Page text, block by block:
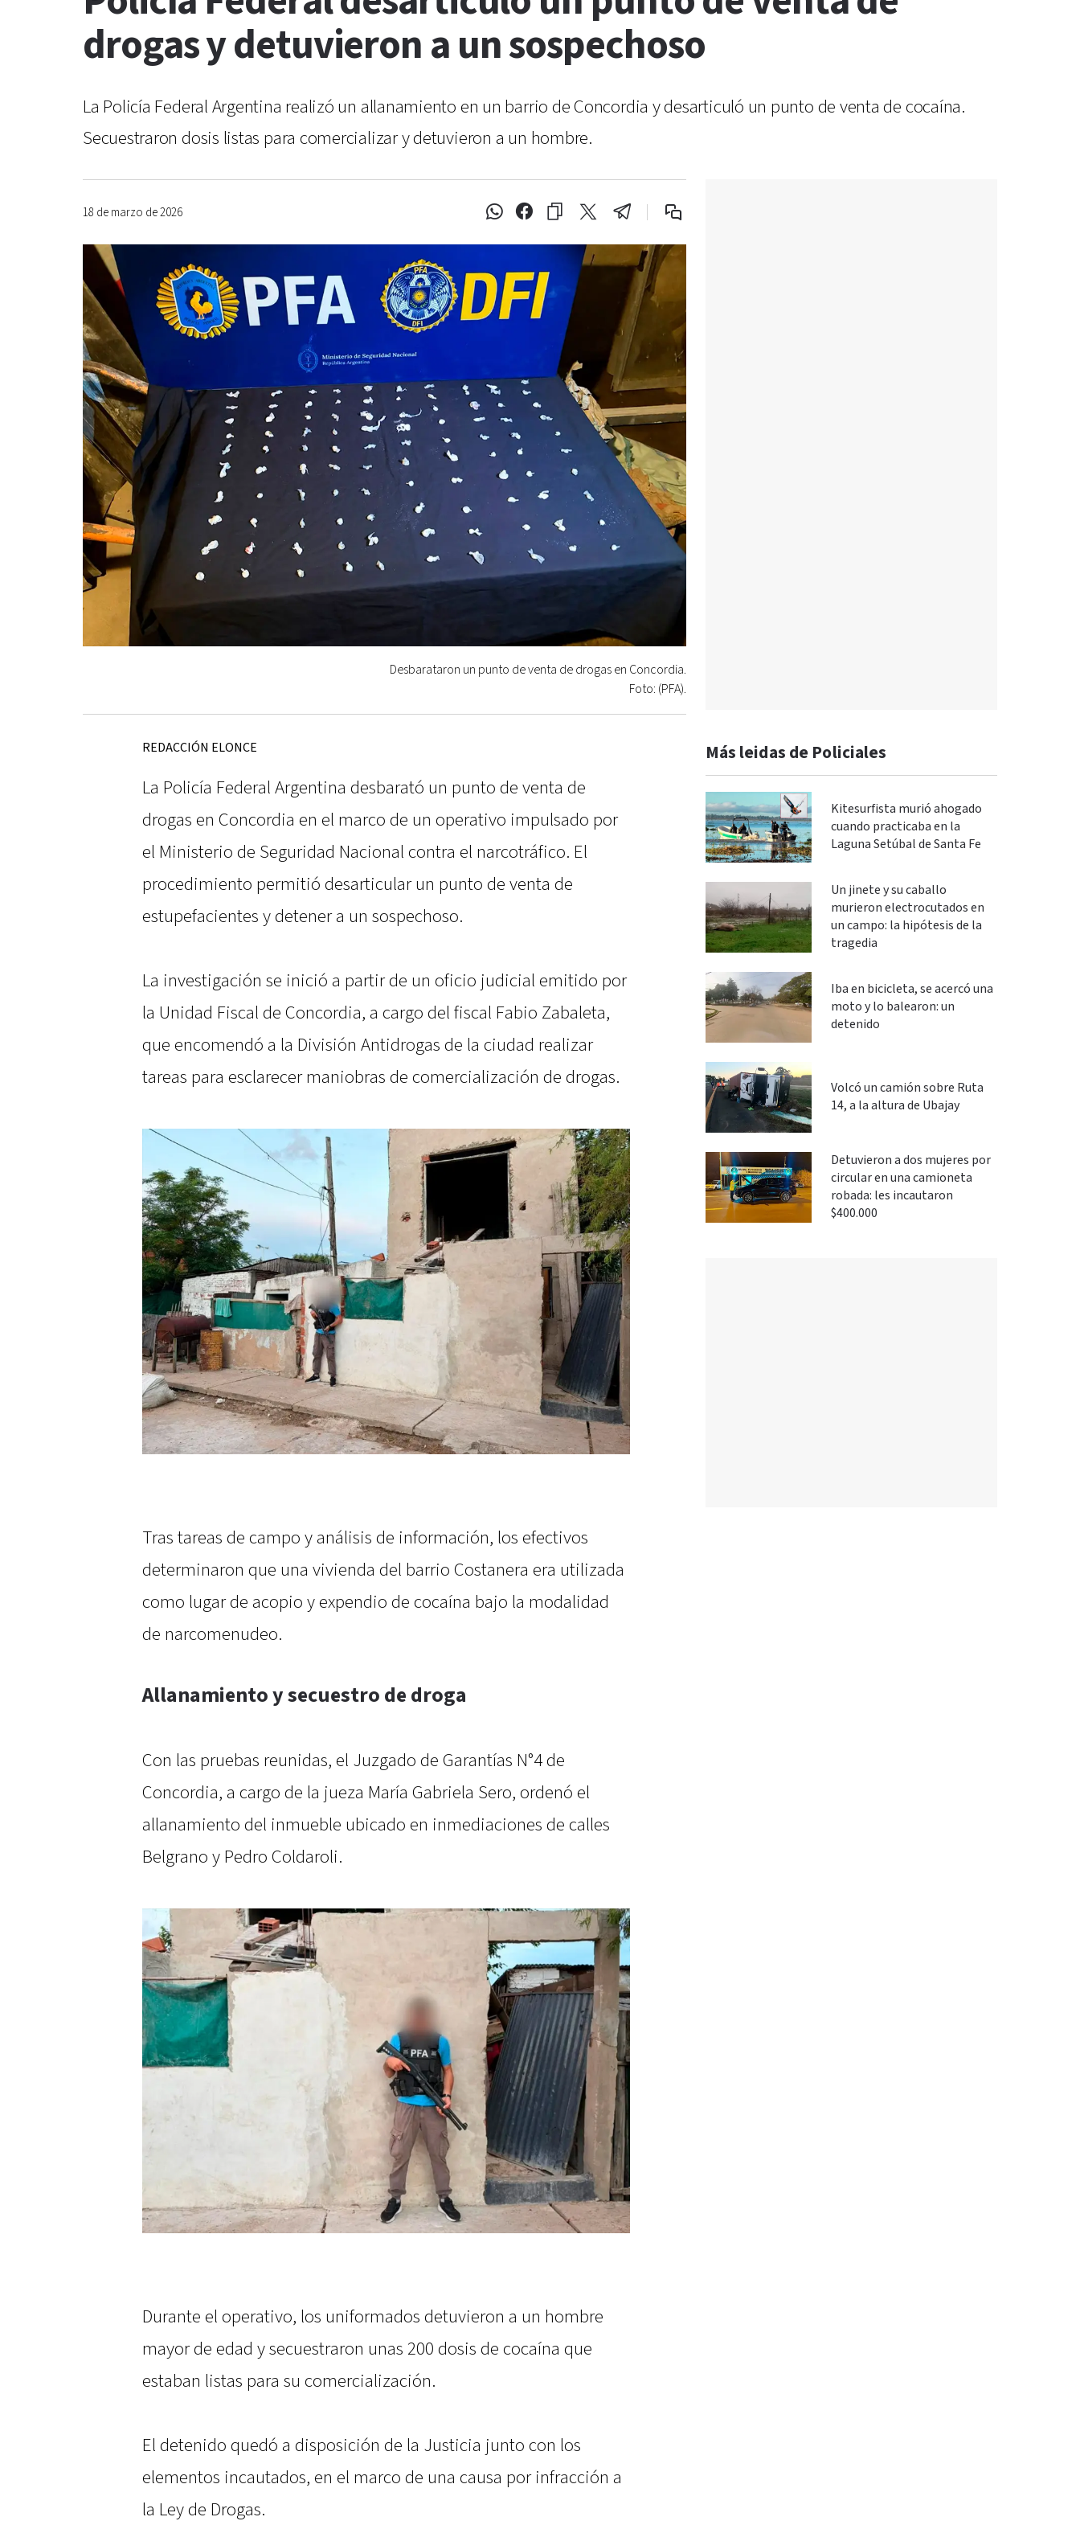
drogas y detuvieron a un sospechoso
La Policía Federal Argentina realizó un allanamiento en un barrio de Concordia y desarticuló un punto de venta de cocaína.
Secuestraron dosis listas para comercializar y detuvieron a un hombre.
18 de marzo de 2026
Desbarataron un punto de venta de drogas en Concordia.
Foto: (PFA).
REDACCIÓN ELONCE
La Policía Federal Argentina desbarató un punto de venta de
drogas en Concordia en el marco de un operativo impulsado por
el Ministerio de Seguridad Nacional contra el narcotráfico. El
procedimiento permitió desarticular un punto de venta de
estupefacientes y detener a un sospechoso.
La investigación se inició a partir de un oficio judicial emitido por
la Unidad Fiscal de Concordia, a cargo del fiscal Fabio Zabaleta,
que encomendó a la División Antidrogas de la ciudad realizar
tareas para esclarecer maniobras de comercialización de drogas.
Tras tareas de campo y análisis de información, los efectivos
determinaron que una vivienda del barrio Costanera era utilizada
como lugar de acopio y expendio de cocaína bajo la modalidad
de narcomenudeo.
Allanamiento y secuestro de droga
Con las pruebas reunidas, el Juzgado de Garantías N°4 de
Concordia, a cargo de la jueza María Gabriela Sero, ordenó el
allanamiento del inmueble ubicado en inmediaciones de calles
Belgrano y Pedro Coldaroli.
Durante el operativo, los uniformados detuvieron a un hombre
mayor de edad y secuestraron unas 200 dosis de cocaína que
estaban listas para su comercialización.
El detenido quedó a disposición de la Justicia junto con los
elementos incautados, en el marco de una causa por infracción a
la Ley de Drogas.
Más leidas de Policiales
Kitesurfista murió ahogado
cuando practicaba en la
Laguna Setúbal de Santa Fe
Un jinete y su caballo
murieron electrocutados en
un campo: la hipótesis de la
tragedia
Iba en bicicleta, se acercó una
moto y lo balearon: un
detenido
Volcó un camión sobre Ruta
14, a la altura de Ubajay
Detuvieron a dos mujeres por
circular en una camioneta
robada: les incautaron
$400.000